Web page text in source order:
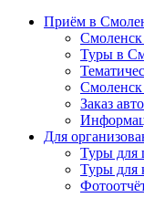
Приём в
Туры в
Смоленск
Заказ
Для
Туры для
Туры для